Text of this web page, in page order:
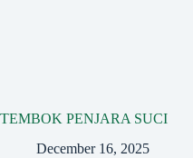
TEMBOK PENJARA SUCI
December 16, 2025